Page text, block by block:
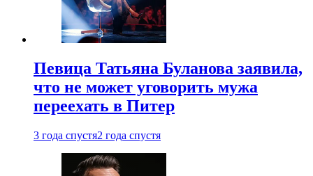
Певица Татьяна Буланова заявила,
что не может уговорить мужа
переехать в Питер
3 года спустя2 года спустя